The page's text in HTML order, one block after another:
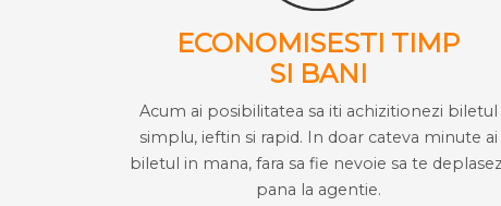
ECONOMISESTI TIMP
SI BANI
Acum ai posibilitatea sa iti achizitionezi biletul
simplu, ieftin si rapid. In doar cateva minute ai
biletul in mana, fara sa fie nevoie sa te
pana la agentie.